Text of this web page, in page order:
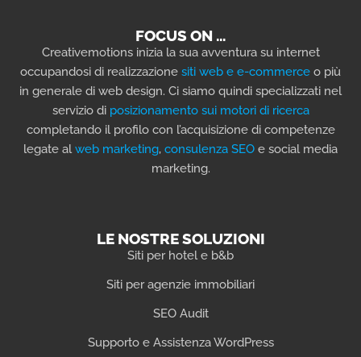
FOCUS ON …
Creativemotions inizia la sua avventura su internet
occupandosi di realizzazione siti web e e-commerce o più
in generale di web design. Ci siamo quindi specializzati nel
servizio di posizionamento sui motori di ricerca
completando il profilo con l’acquisizione di competenze
legate alweb marketing, consulenza SEO e social media
marketing.
LE NOSTRE SOLUZIONI
Siti per hotel e b&b
Siti per agenzie immobiliari
SEO Audit
Supporto e Assistenza WordPress